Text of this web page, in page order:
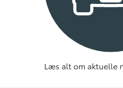
Læs alt om aktuelle